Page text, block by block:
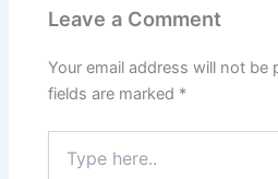
Leave a Comment
Your email address will not be
fields are marked *
here..